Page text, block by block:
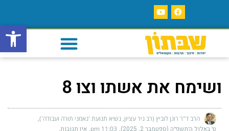
פתח
ושימח את אשתו וצו 8
הרב ד"ר רונן לוביץ (רב ניר עציון, נשיא תנועת 'נאמני תורה ועבודה')
ט׳ באלול ה׳תשפ״ה (ספטמבר 2, 2025) 11:03 pm אין תגובות